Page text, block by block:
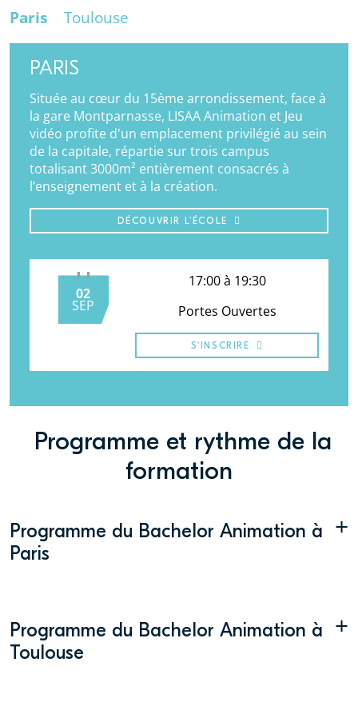
Paris Toulouse
PARIS
Située au cœur du 15ème arrondissement, face à
la gare Montparnasse, LISAA Animation et Jeu
vidéo profite d'un emplacement privilégié au sein
de la capitale, répartie sur trois campus
totalisant 3000m² entièrement consacrés à
l’enseignement et à la création.
DÉCOUVRIR L'ÉCOLE
02
SEP
17:00 à 19:30
Portes Ouvertes
S'INSCRIRE
Programme et rythme de la
formation
Programme du Bachelor Animation à
Paris
+
Programme du Bachelor Animation à
Toulouse
+